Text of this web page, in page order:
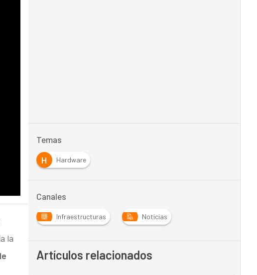
la
Temas
H
Hardware
Canales
Infraestructuras Noticias
Artículos relacionados